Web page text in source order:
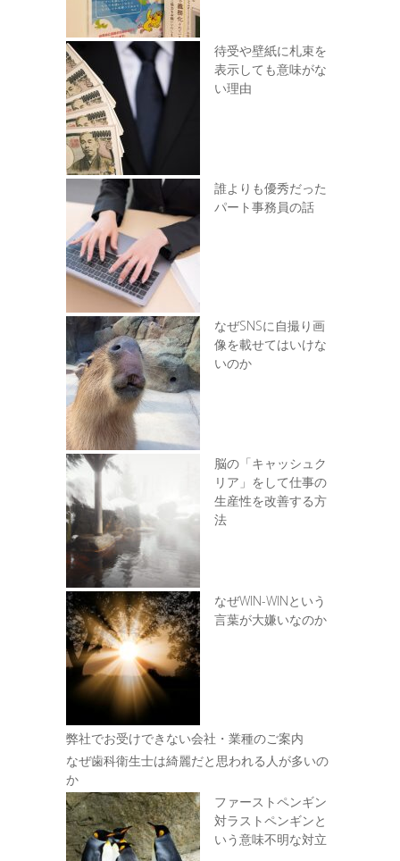
待受や壁紙に札束を
表示しても意味がな
い理由
誰よりも優秀だった
パート事務員の話
なぜSNSに自撮り画
像を載せてはいけな
いのか
脳の「キャッシュク
リア」をして仕事の
生産性を改善する方
法
なぜWIN-WINという
言葉が大嫌いなのか
弊社でお受けできない会社・業種のご案内
なぜ歯科衛生士は綺麗だと思われる人が多いの
か
ファーストペンギン
対ラストペンギンと
いう意味不明な対立